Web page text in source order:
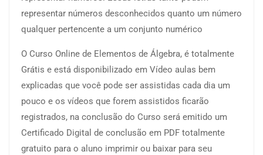
representar números desconhecidos quanto um número
qualquer pertencente a um conjunto numérico
O Curso Online de Elementos de Álgebra, é totalmente
Grátis e está disponibilizado em Vídeo aulas bem
explicadas que você pode ser assistidas cada dia um
pouco e os vídeos que forem assistidos ficarão
registrados, na conclusão do Curso será emitido um
Certificado Digital de conclusão em PDF totalmente
gratuito para o aluno imprimir ou baixar para seu